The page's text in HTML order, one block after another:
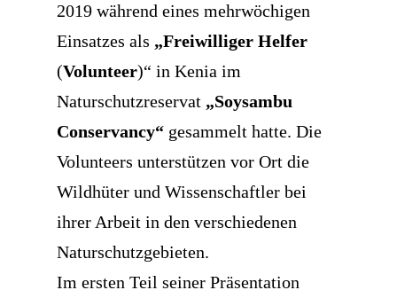
2019 während eines mehrwöchigen
Einsatzes als „Freiwilliger Helfer
(Volunteer)“ in Kenia im
Naturschutzreservat „Soysambu
Conservancy“ gesammelt hatte. Die
Volunteers unterstützen vor Ort die
Wildhüter und Wissenschaftler bei
ihrer Arbeit in den verschiedenen
Naturschutzgebieten.
Im ersten Teil seiner Präsentation